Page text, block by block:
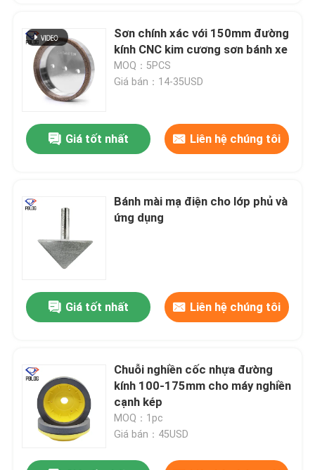
Sản phẩm
Về chúng tôi
Tham quan nhà máy
Sơn chính xác với 150mm đường
kính CNC kim cương sơn bánh xe
MOQ：5PCS
Giá bán：14-35USD
Giá tốt nhất Liên hệ chúng tôi
Bánh mài mạ điện cho lớp phủ và
ứng dụng
Giá tốt nhất Liên hệ chúng tôi
Chuỗi nghiền cốc nhựa đường
kính 100-175mm cho máy nghiền
cạnh kép
MOQ：1pc
Giá bán：45USD